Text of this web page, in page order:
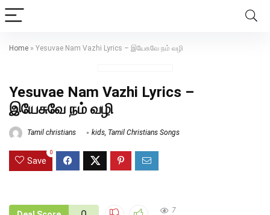
Home » Yesuvae Nam Vazhi Lyrics – இயேசுவே நம் வழி
Yesuvae Nam Vazhi Lyrics –
இயேசுவே நம் வழி
Tamil christians kids, Tamil Christians Songs
Save
0
7